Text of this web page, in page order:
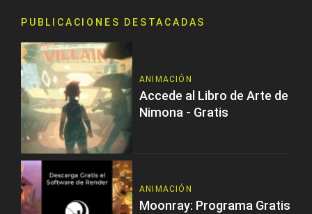
PUBLICACIONES DESTACADAS
ANIMACIÓN
Accede al Libro de Arte de
Nimona - Gratis
ANIMACIÓN
Moonray: Programa Gratis